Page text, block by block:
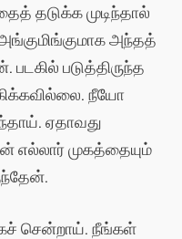
தடுக்க முடிந்தால்
அங்குமிங்குமாக அந்தத்
படகில் படுத்திருந்த
நீயோ
ஏதாவது
எல்லார் முகத்தையும்
சென்றாய். நீங்கள்